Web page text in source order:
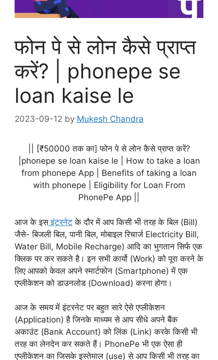
फोन पे से लोन कैसे प्राप्त
करें? | phonepe se
loan kaise le
2023-09-12 by Mukesh Chandra
|| [₹50000 तक का] फोन पे से लोन कैसे प्राप्त करें?
|phonepe se loan kaise le | How to take a loan
from phonepe App | Benefits of taking a loan
with phonepe | Eligibility for Loan From
PhonePe App ||
आज के इसइंटरनेट के दौर में आप किसी भी तरह के बिल (Bill)
जैसे- बिजली बिल, पानी बिल, मोबाइल रिचार्ज Electricity Bill,
Water Bill, Mobile Recharge) आदि का भुगतान सिर्फ एक
क्लिक पर कर सकते है। इन सभी कार्यो (Work) को पूरा करने के
लिए आपको केवल अपने स्मार्टफोन (Smartphone) में एक
एप्लीकेशन को डाउनलोड (Download) करना होगा।
आज के समय में इंटरनेट पर बहुत सारे ऐसे एप्लीकेशन
(Application) है जिनके माध्यम से आप सीधे अपने बैंक
अकाउंट (Bank Account) को लिंक (Link) करके किसी भी
तरह का लेनदेन कर सकते हैं। PhonePe भी एक ऐसा ही
एप्लीकेशन का जिसके इस्तेमाल (use) से आप किसी भी तरह का